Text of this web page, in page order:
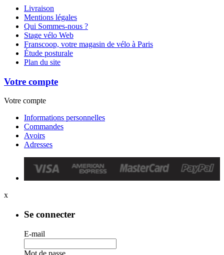
Livraison
Mentions légales
Qui Sommes-nous ?
Stage vélo Web
Franscoop, votre magasin de vélo à Paris
Étude posturale
Plan du site
Votre compte
Votre compte
Informations personnelles
Commandes
Avoirs
Adresses
x
Se connecter
E-mail
Mot de passe